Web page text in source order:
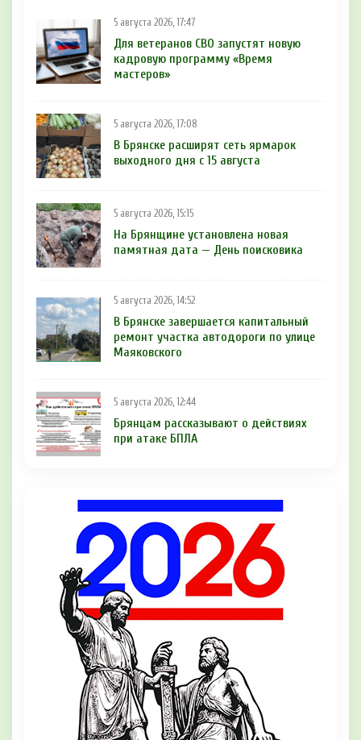
5 августа 2026, 17:47
Для ветеранов СВО запустят новую
кадровую программу «Время
мастеров»
5 августа 2026, 17:08
В Брянске расширят сеть ярмарок
выходного дня с 15 августа
5 августа 2026, 15:15
На Брянщине установлена новая
памятная дата — День поисковика
5 августа 2026, 14:52
В Брянске завершается капитальный
ремонт участка автодороги по улице
Маяковского
5 августа 2026, 12:44
Брянцам рaссказывают о действиях
при атаке БПЛA